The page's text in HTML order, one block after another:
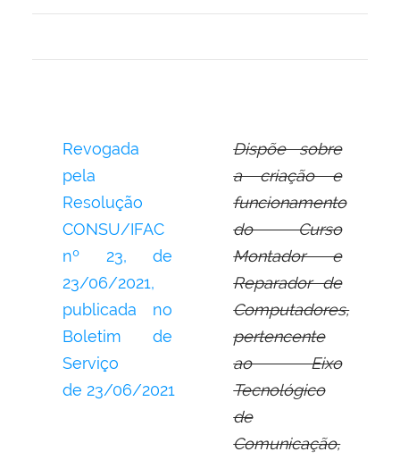
Revogada
pela
Resolução
CONSU/IFAC
nº 23,
de
23/06/2021,
publicada no
Boletim de
Serviço
de23/06/2021
Dispõe sobre
a criação e
funcionamento
do Curso
Montador e
Reparador de
Computadores,
pertencente
ao Eixo
Tecnológico
de
Comunicação,